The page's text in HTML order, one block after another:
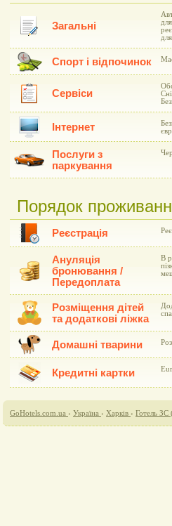
Загальні
Спорт і відпочинок
Сервіси
Інтернет
Послуги з
паркування
Порядок
Реєстрація
Ануляція
бронювання /
Передоплата
В
Розміщення дітей
та додаткові ліжка
Домашні тварини
Кредитні картки
GoHotels.com.ua › Україна › Харків › Готель ЗС